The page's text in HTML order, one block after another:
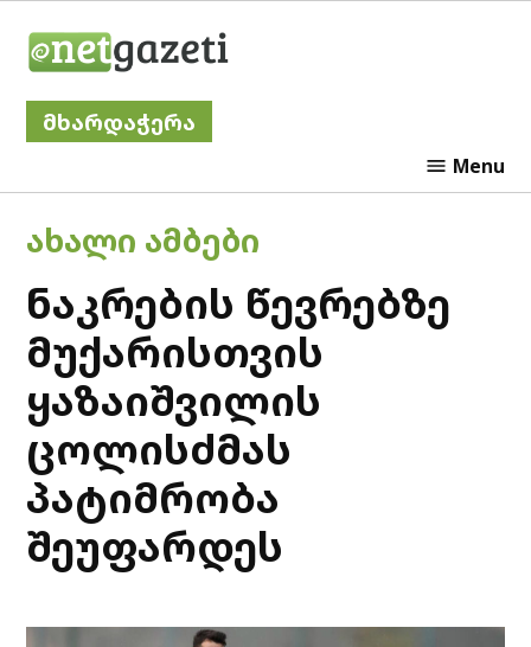
მხარდაჭერა
Menu
POSTED
IN
ᲐᲮᲐᲚᲘ ᲐᲛᲑᲔᲑᲘ
ნაკრების წევრებზე
მუქარისთვის
ყაზაიშვილის
ცოლისძმას
პატიმრობა
შეუფარდეს